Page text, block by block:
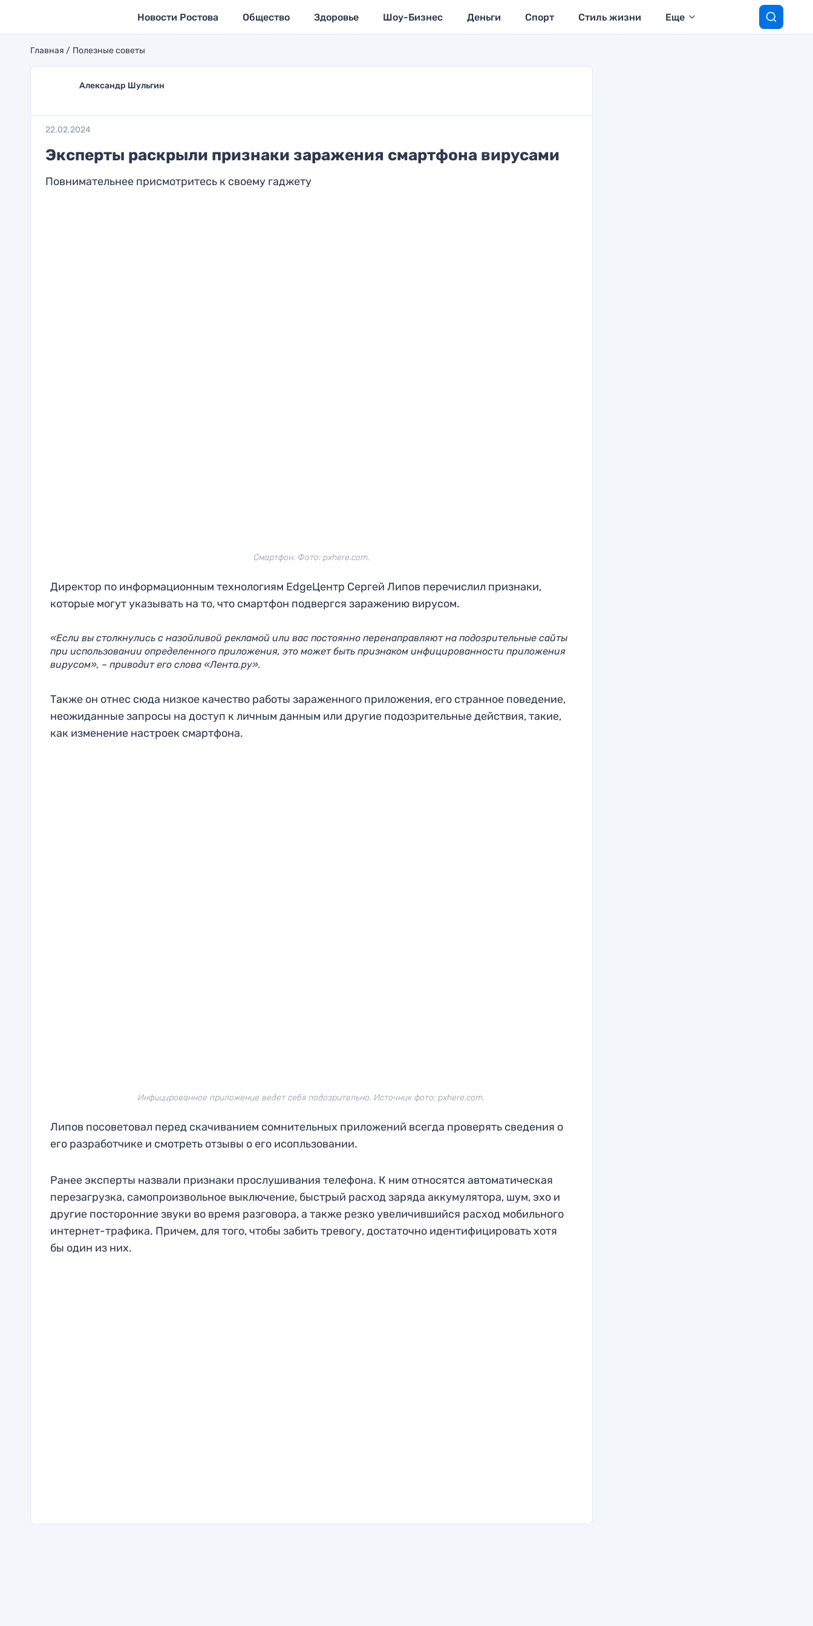
Новости Ростова Общество Здоровье Шоу-Бизнес Деньги Спорт Стиль жизни Еще
Главная Полезные советы
Александр Шульгин
22.02.2024
Эксперты раскрыли признаки заражения смартфона вирусами
Повнимательнее присмотритесь к своему гаджету
Смартфон. Фото: pxhere.com.
Директор по информационным технологиям EdgeЦентр Сергей Липов перечислил признаки,
которые могут указывать на то, что смартфон подвергся заражению вирусом.
«Если вы столкнулись с назойливой рекламой или вас постоянно перенаправляют на подозрительные сайты
при использовании определенного приложения, это может быть признаком инфицированности приложения
вирусом», – приводит его слова «Лента.ру».
Также он отнес сюда низкое качество работы зараженного приложения, его странное поведение,
неожиданные запросы на доступ к личным данным или другие подозрительные действия, такие,
как изменение настроек смартфона.
Инфицированное приложение ведет себя подозрительно. Источник фото: pxhere.com.
Липов посоветовал перед скачиванием сомнительных приложений всегда проверять сведения о
его разработчике и смотреть отзывы о его исопльзовании.
Ранее эксперты назвали признаки прослушивания телефона. К ним относятся автоматическая
перезагрузка, самопроизвольное выключение, быстрый расход заряда аккумулятора, шум, эхо и
другие посторонние звуки во время разговора, а также резко увеличившийся расход мобильного
интернет-трафика. Причем, для того, чтобы забить тревогу, достаточно идентифицировать хотя
бы один из них.